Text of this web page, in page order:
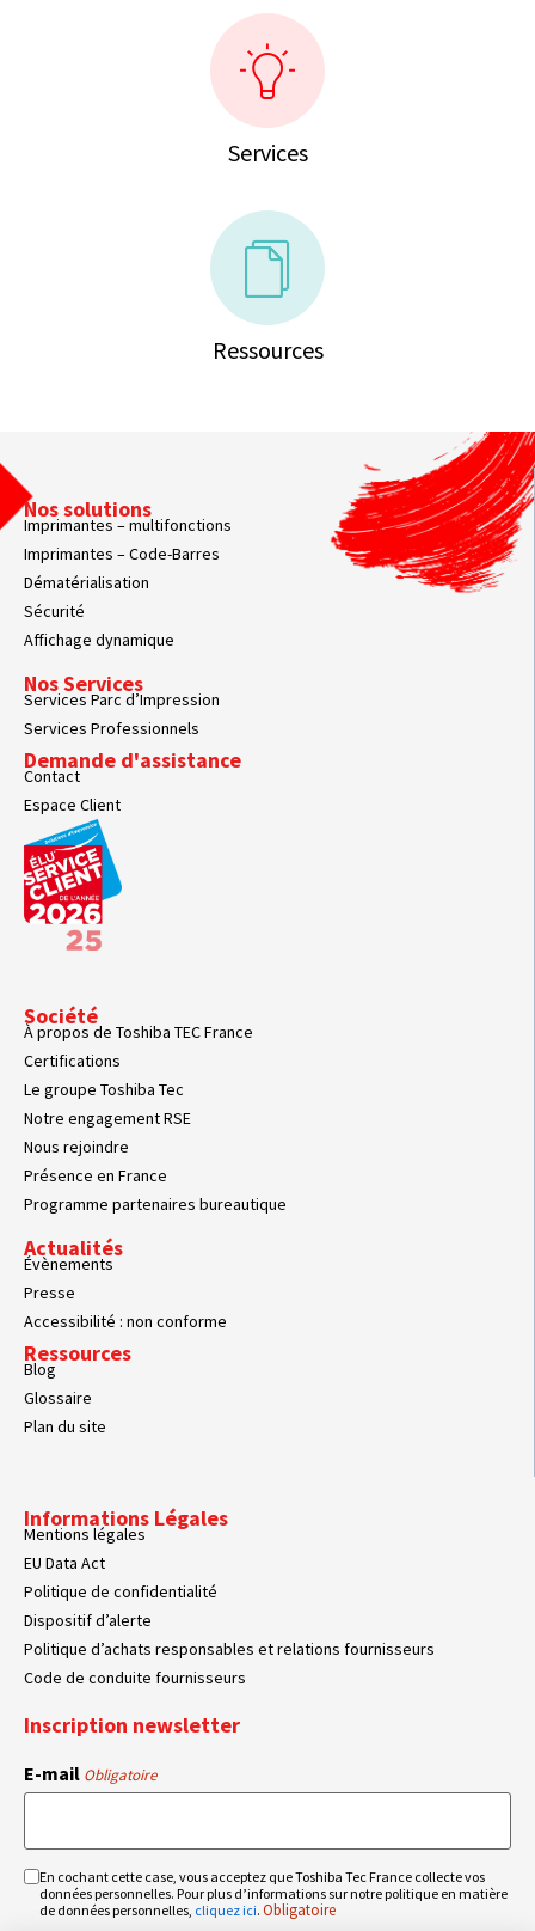
Services
Ressources
Nos solutions
Imprimantes – multifonctions
Imprimantes – Code-Barres
Dématérialisation
Sécurité
Affichage dynamique
Nos Services
Services Parc d’Impression
Services Professionnels
Demande d'assistance
Contact
Espace Client
Société
À propos de Toshiba TEC France
Certifications
Le groupe Toshiba Tec
Notre engagement RSE
Nous rejoindre
Présence en France
Programme partenaires bureautique
Actualités
Évènements
Presse
Accessibilité : non conforme
Ressources
Blog
Glossaire
Plan du site
Informations Légales
Mentions légales
EU Data Act
Politique de confidentialité
Dispositif d’alerte
Politique d’achats responsables et relations fournisseurs
Code de conduite fournisseurs
Inscription newsletter
E-mail Obligatoire
RGPD
Obligatoire
En cochant cette case, vous acceptez que Toshiba Tec France collecte vos
données personnelles. Pour plus d’informations sur notre politique en matière
de données personnelles, cliquez ici. Obligatoire